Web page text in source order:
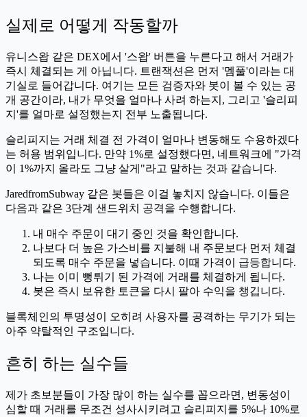
실제로 어떻게 작동할까
유니스왑 같은 DEX에서 '스왑' 버튼을 누른다고 해서 거래가
즉시 체결되는 게 아닙니다. 트랜잭션은 먼저 '멤풀'이라는 대
기실로 들어갑니다. 여기는 모든 검증자와 봇이 볼 수 있는 공
개 공간이라, 내가 무엇을 얼마나 사려 하는지, 그리고 '슬리피
지'를 얼마로 설정했는지 전부 노출됩니다.
슬리피지는 거래 체결 전 가격이 얼마나 변동해도 수용하겠다
는 허용 범위입니다. 만약 1%로 설정했다면, 네트워크에 "가격
이 1%까지 올라도 그냥 살게"라고 말하는 것과 같습니다.
JaredfromSubway 같은 봇들은 이걸 놓치지 않습니다. 이들은
다음과 같은 3단계 샌드위치 공격을 수행합니다.
내 매수 주문이 대기 중인 것을 확인합니다.
나보다 더 높은 가스비를 지불해 내 주문보다 먼저 체결
되도록 매수 주문을 넣습니다. 이때 가격이 급등합니다.
나는 이미 뻥튀기 된 가격에 거래를 체결하게 됩니다.
봇은 즉시 보유한 토큰을 다시 팔아 수익을 챙깁니다.
블록체인의 투명성이 오히려 사용자를 공격하는 무기가 되는
아주 약탈적인 구조입니다.
흔히 하는 실수들
제가 초보분들이 가장 많이 하는 실수를 꼽으라면, 변동성이
심할 때 거래를 무조건 성사시키려고 슬리피지를 5%나 10%로